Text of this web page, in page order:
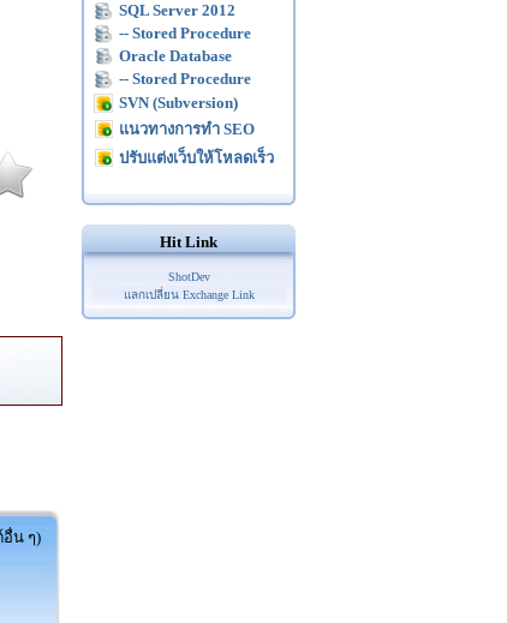
อื่น ๆ)
SQL Server 2012
-- Stored Procedure
Oracle Database
-- Stored Procedure
SVN (Subversion)
แนวทางการทำ SEO
ปรับแต่งเว็บให้โหลดเร็ว
Hit Link
ShotDev
แลกเปลี่ยน Exchange Link